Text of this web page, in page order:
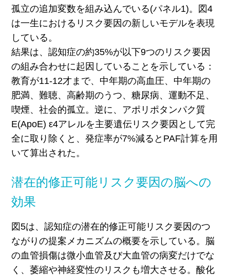
孤立の追加変数を組み込んでいる(パネル1)。図4
は一生におけるリスク要因の新しいモデルを表現
している。
結果は、認知症の約35%が以下9つのリスク要因
の組み合わせに起因していることを示している：
教育が11-12才まで、中年期の高血圧、中年期の
肥満、難聴、高齢期のうつ、糖尿病、運動不足、
喫煙、社会的孤立。逆に、アポリポタンパク質
E(ApoE) ε4アレルを主要遺伝リスク要因として完
全に取り除くと、発症率が7%減るとPAF計算を用
いて算出された。
潜在的修正可能リスク要因の脳への
効果
図5は、認知症の潜在的修正可能リスク要因のつ
ながりの提案メカニズムの概要を示している。脳
の血管損傷は微小血管及び大血管の病変だけでな
く、萎縮や神経変性のリスクも増大させる。酸化